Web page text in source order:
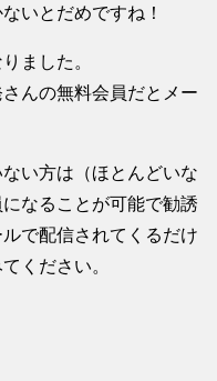
いとだめですね！
ました。
んの無料会員だとメー
い方は（ほとんどいな
なることが可能で勧誘
で配信されてくるだけ
ください。